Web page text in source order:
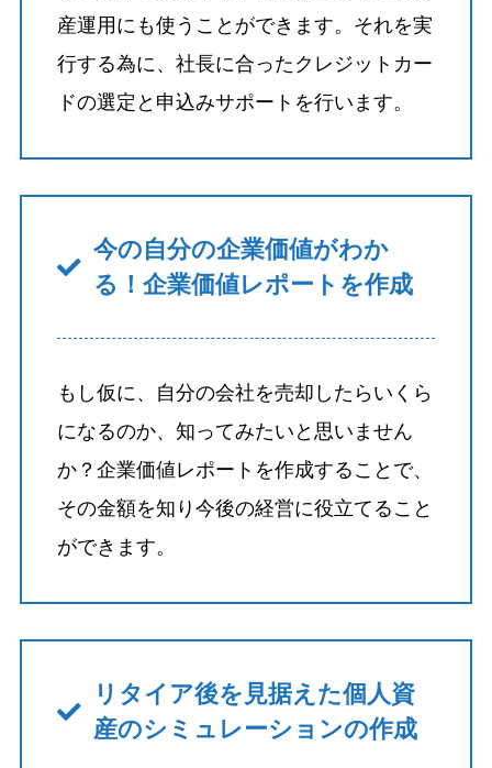
産運用にも使うことができます。それを実
行する為に、社長に合ったクレジットカー
ドの選定と申込みサポートを行います。
今の自分の企業価値がわか
る！企業価値レポートを作成
もし仮に、自分の会社を売却したらいくら
になるのか、知ってみたいと思いません
か？企業価値レポートを作成することで、
その金額を知り今後の経営に役立てること
ができます。
リタイア後を見据えた個人資
産のシミュレーションの作成